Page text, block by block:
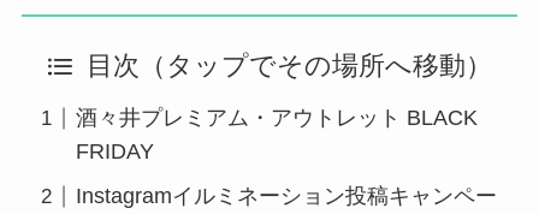
目次（タップでその場所へ移動）
酒々井プレミアム・アウトレット BLACK
FRIDAY
Instagramイルミネーション投稿キャンペー